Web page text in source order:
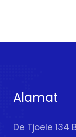
Alamat
De Tjoele 134